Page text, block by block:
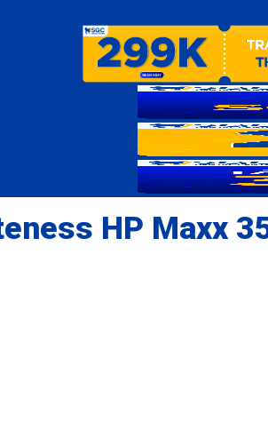
HP Maxx